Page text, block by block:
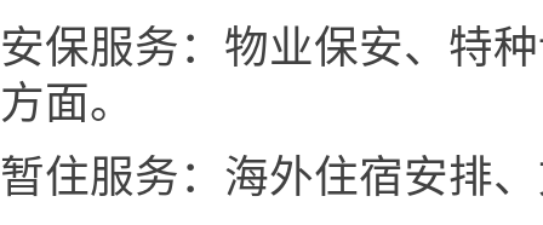
安保服务：物业保安、特
方面。
暂住服务：海外住宿安排